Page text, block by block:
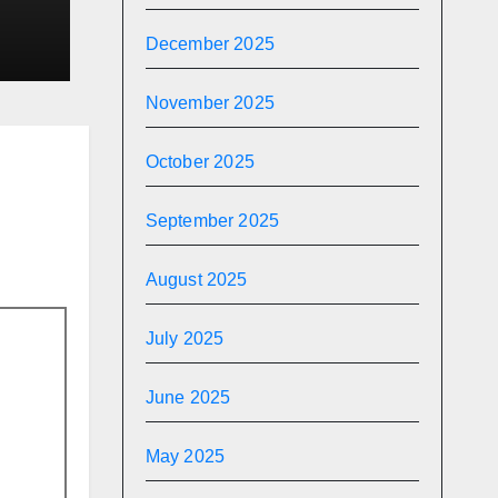
December 2025
November 2025
October 2025
September 2025
August 2025
July 2025
June 2025
May 2025